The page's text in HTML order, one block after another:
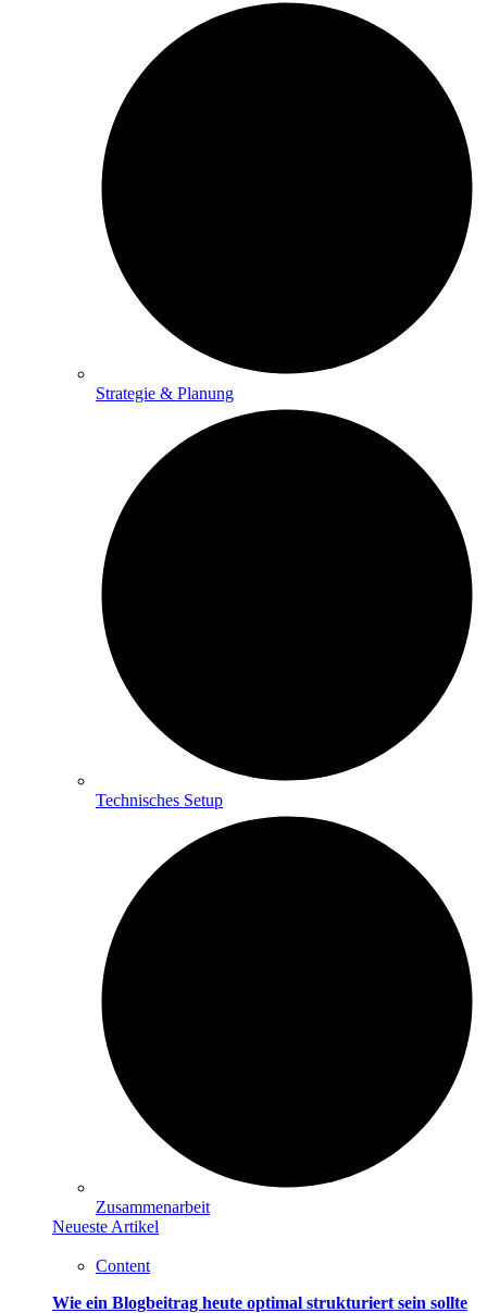
Strategie & Planung
Technisches Setup
Zusammenarbeit
Neueste Artikel
Content
Wie ein Blogbeitrag heute optimal strukturiert sein sollte